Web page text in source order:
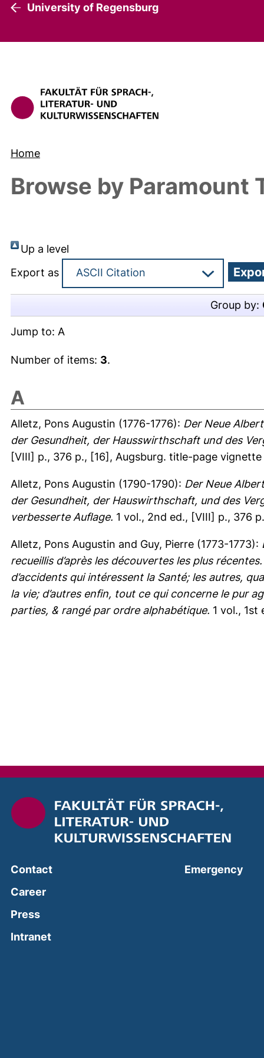
University of Regensburg
Home
Browse by Paramount
Up a level
Export as
Group by:
Jump to: A
Number of items: 3.
A
Alletz, Pons Augustin (1776-1776): Der Neue
der Gesundheit, der Hausswirthschaft und des
[VIII] p., 376 p., [16], Augsburg. title-page vignette
Alletz, Pons Augustin (1790-1790): Der Neue
der Gesundheit, der Hauswirthschaft, und des
verbesserte Auflage. 1 vol., 2nd ed., [VIII] p., 376
Alletz, Pons Augustin and Guy, Pierre (1773-1773):
recueillis d’après les découvertes les plus
d’accidents qui intéressent la Santé; les autres,
la vie; d’autres enfin, tout ce qui concerne le pur
parties, & rangé par ordre alphabétique. 1 vol., 1st
Contact
Career
Press
Intranet(external link, opens in a new window)
Emergency